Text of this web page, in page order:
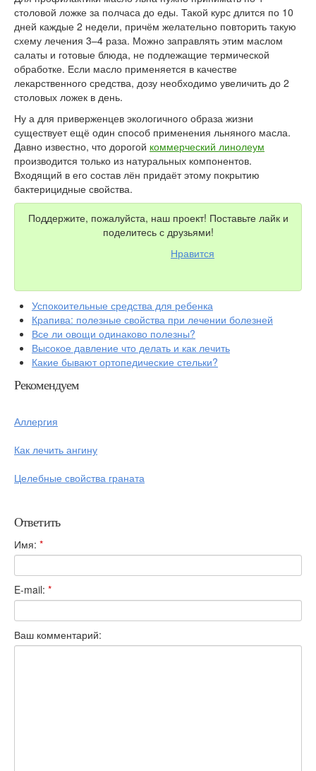
столовой ложке за полчаса до еды. Такой курс длится по 10
дней каждые 2 недели, причём желательно повторить такую
схему лечения 3–4 раза. Можно заправлять этим маслом
салаты и готовые блюда, не подлежащие термической
обработке. Если масло применяется в качестве
лекарственного средства, дозу необходимо увеличить до 2
столовых ложек в день.
Ну а для приверженцев экологичного образа жизни
существует ещё один способ применения льняного масла.
Давно известно, что дорогой коммерческий линолеум
производится только из натуральных компонентов.
Входящий в его состав лён придаёт этому покрытию
бактерицидные свойства.
Поддержите, пожалуйста, наш проект! Поставьте лайк и
поделитесь с друзьями!
Нравится
Успокоительные средства для ребенка
Крапива: полезные свойства при лечении болезней
Все ли овощи одинаково полезны?
Высокое давление что делать и как лечить
Какие бывают ортопедические стельки?
Рекомендуем
Аллергия
Как лечить ангину
Целебные свойства граната
Ответить
Имя: *
E-mail: *
Ваш комментарий: